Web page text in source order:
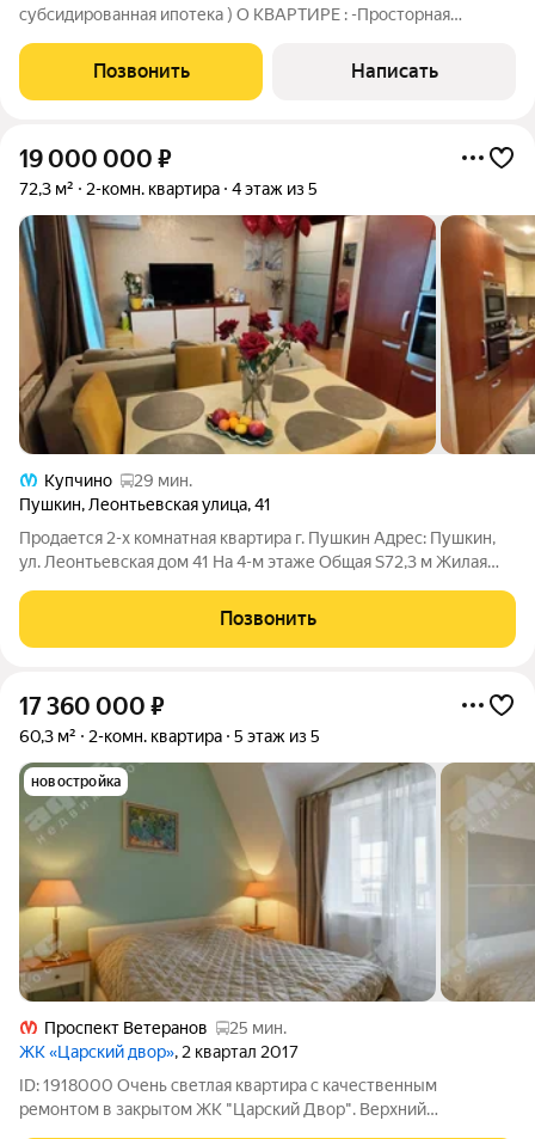
субсидированная ипотека ) О КВАРТИРЕ : -Просторная
улицу и во двор -Два кладовых помещения -Два застекленных
балкона -Большая кухня-гостиная 14 кв.м.
Позвонить Написать
19 000 000 ₽
72,3 м² 2-комн. квартира 4 этаж из 5
Купчино
29 мин.
Пушкин, Леонтьевская улица,41
Продается 2-х комнатная квартира г. Пушкин Адрес: Пушкин,
ул. Леонтьевская дом 41 На 4-м этаже Общая S72,3 м Жилая
от Екатерининского парка, продается светлая, уютная
двухкомнатная
Позвонить
17 360 000 ₽
60,3 м² 2-комн. квартира 5 этаж из 5
новостройка
Проспект Ветеранов
25 мин.
ЖК «Царский двор», 2 квартал 2017
ID: 1918000 Очень светлая квартира с качественным
ремонтом в закрытом ЖК "Царский Двор". Верхний